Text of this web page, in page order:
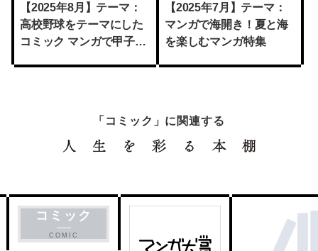
【2025年8月】テーマ：
高校野球をテーマにした
コミック マンガで甲子
【2025年7月】テーマ：
マンガで海開き！夏と海
を楽しむマンガ特集
「コミック」に関連する
コミック
COMIC